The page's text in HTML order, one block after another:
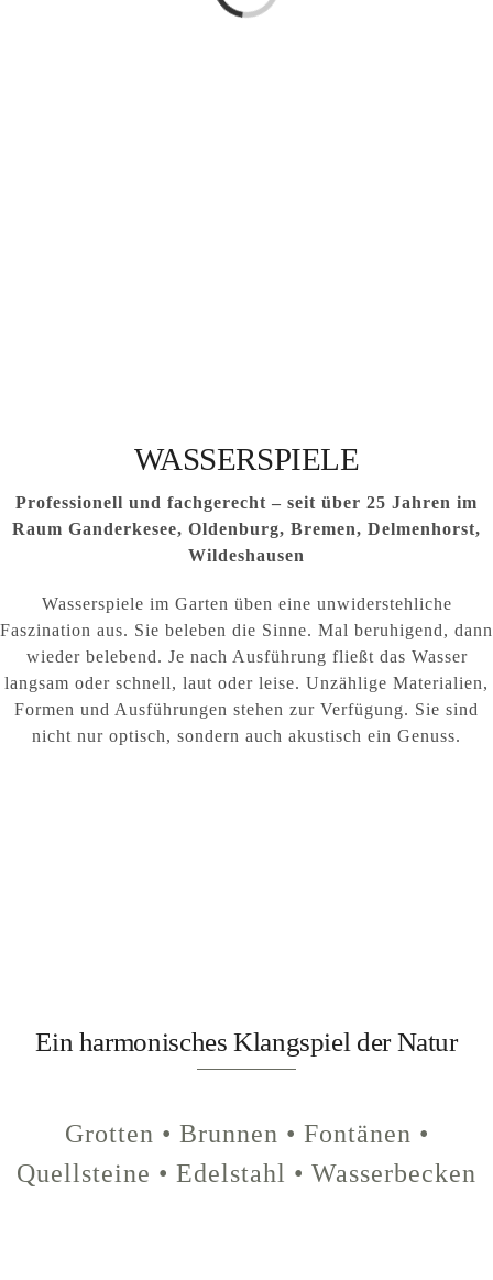
WASSERSPIELE
Professionell und fachgerecht – seit über 25 Jahren im
Raum Ganderkesee, Oldenburg, Bremen, Delmenhorst,
Wildeshausen
Wasserspiele im Garten üben eine unwiderstehliche
Faszination aus. Sie beleben die Sinne. Mal beruhigend, dann
wieder belebend. Je nach Ausführung fließt das Wasser
langsam oder schnell, laut oder leise. Unzählige Materialien,
Formen und Ausführungen stehen zur Verfügung. Sie sind
nicht nur optisch, sondern auch akustisch ein Genuss.
Ein harmonisches Klangspiel der Natur
Grotten • Brunnen • Fontänen •
Quellsteine • Edelstahl • Wasserbecken